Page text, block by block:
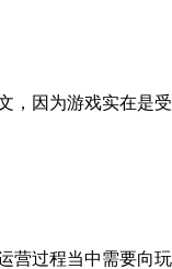
，因为游戏实在是
营过程当中需要向